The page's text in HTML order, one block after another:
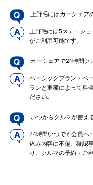
上野毛にはカーシェア
上野毛には5ステーシ
がご利用可能です。
カーシェアで24時間ク
ベーシックプラン・ベ
ランと車種によって料
ださい。
いつからクルマが使え
24時間いつでも会員ペ
込み内容に不備、確認
り、クルマの予約・ご